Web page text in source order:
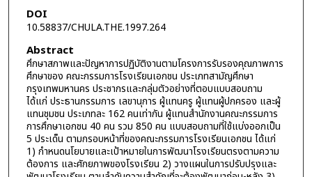
DOI
10.58837/CHULA.THE.1997.264
Abstract
ศึกษาสภาพและปัญหาการปฏิบัติงานตามโครงการรับรองคุณภาพการ
ศึกษาของ คณะกรรมการโรงเรียนเอกชน ประเภทสามัญศึกษา
กรุงเทพมหานคร ประชากรและกลุ่มตัวอย่างที่ตอบแบบสอบถาม
ได้แก่ ประธานกรรมการ เลขานุการ ผู้แทนครู ผู้แทนผู้ปกครอง และผู้
แทนชุมชน ประเภทละ 162 คนเท่ากัน ผู้แทนสำนักงานคณะกรรมการ
การศึกษาเอกชน 40 คน รวม 850 คน แบบสอบถามที่ใช้แบ่งออกเป็น
5 ประเด็น ตามกรอบหน้าที่ของคณะกรรมการโรงเรียนเอกชน ได้แก่
1) กำหนดนโยบายและเป้าหมายในการพัฒนาโรงเรียนตรงตามความ
ต้องการ และศักยภาพของโรงเรียน 2) วางแผนในการปรับปรุงและ